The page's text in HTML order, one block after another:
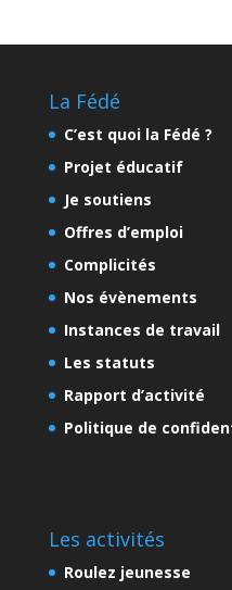
La Fédé
C’est quoi la Fédé ?
Projet éducatif
Je soutiens
Offres d’emploi
Complicités
Nos évènements
Instances de travail
Les statuts
Rapport d’activité
Politique de
Les activités
Roulez jeunesse